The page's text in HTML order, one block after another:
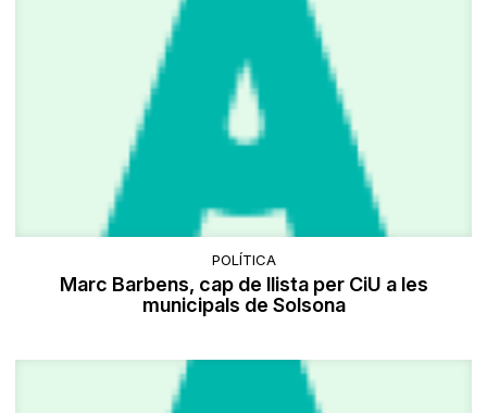
POLÍTICA
Marc Barbens, cap de llista per CiU a les
municipals de Solsona